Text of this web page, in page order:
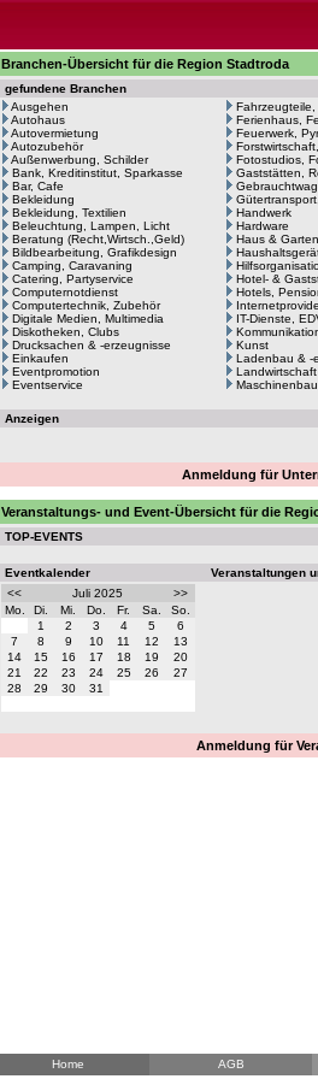
Branchen-Übersicht für die Region Stadtroda
gefundene Branchen
Ausgehen
Autohaus
Autovermietung
Autozubehör
Außenwerbung, Schilder
Bank, Kreditinstitut, Sparkasse
Bar, Cafe
Bekleidung
Bekleidung, Textilien
Beleuchtung, Lampen, Licht
Beratung (Recht,Wirtsch.,Geld)
Bildbearbeitung, Grafikdesign
Camping, Caravaning
Catering, Partyservice
Computernotdienst
Computertechnik, Zubehör
Digitale Medien, Multimedia
Diskotheken, Clubs
Drucksachen & -erzeugnisse
Einkaufen
Eventpromotion
Eventservice
Fahrzeugteile,
Ferienhaus,
Feuerwerk,
Fotostudios,
Gaststätten,
Handwerk
Hardware
Haus & Garten
Hotel- &
Hotels,
IT-Dienste,
Kunst
Ladenbau & -
Landwirtschaft
Maschinenbau
Anzeigen
Anmeldung für
Veranstaltungs- und Event-Übersicht für die
TOP-EVENTS
Eventkalender
Veranstaltungen
<<
Juli 2025
>>
Mo.
Di. Mi. Do. Fr. Sa.
So.
1
2 3 4 5
6
7
8 9 10 11 12
13
14
15 16 17 18 19
20
21
22 23 24 25 26
27
28
29 30 31
Anmeldung für
Home AGB